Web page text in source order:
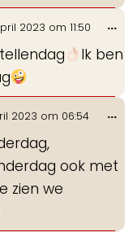
2023 om 11:50
Ik ben
...
2023 om 06:54
ook met
zien we
...